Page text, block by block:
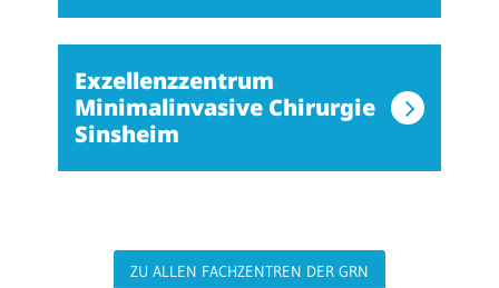
Exzellenzzentrum
Minimalinvasive Chirurgie
Sinsheim
ZU ALLEN FACHZENTREN DER GRN